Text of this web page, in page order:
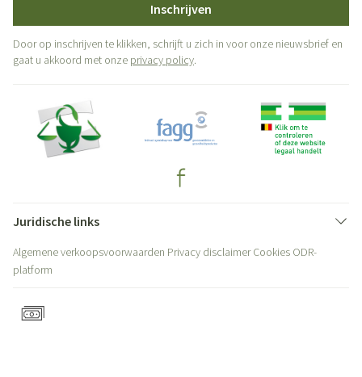
Inschrijven
Door op inschrijven te klikken, schrijft u zich in voor onze nieuwsbrief en
gaat u akkoord met onze privacy policy.
Juridische links
Algemene verkoopsvoorwaarden Privacy disclaimer Cookies ODR-
platform